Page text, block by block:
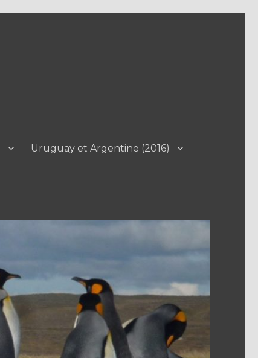
Uruguay et Argentine (2016)